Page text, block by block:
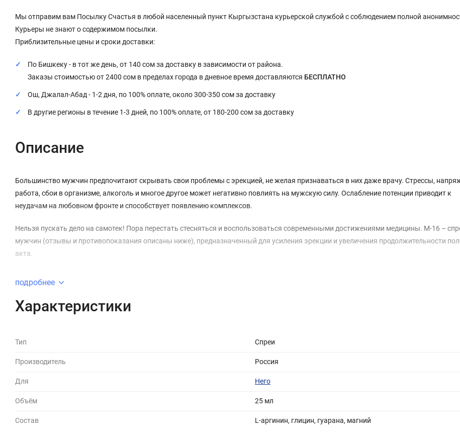
Мы отправим вам Посылку Счастья в любой населенный пункт Кыргызстана курьерской службой с соблюдением полной
Курьеры не знают о содержимом посылки.
Приблизительные цены и сроки доставки:
По Бишкеку - в тот же день, от 140 сом за доставку в зависимости от района.
Заказы стоимостью от 2400 сом в пределах города в дневное время доставляются БЕСПЛАТНО
Ош, Джалал-Абад - 1-2 дня, по 100% оплате, около 300-350 сом за доставку
В другие регионы в течение 1-3 дней, по 100% оплате, от 180-200 сом за доставку
Описание
Большинство мужчин предпочитают скрывать свои проблемы с эрекцией, не желая признаваться в них даже врачу. Стрессы,
работа, сбои в организме, алкоголь и многое другое может негативно повлиять на мужскую силу. Ослабление потенции приводит к
неудачам на любовном фронте и способствует появлению комплексов.
Нельзя пускать дело на самотек! Пора перестать стесняться и воспользоваться современными достижениями медицины. М-16 –
мужчин (отзывы и противопоказания описаны ниже), предназначенный для усиления эрекции и увеличения продолжительности
акта.
оказывает комплексное действие на потенцию и мужской организм
-увеличивается чувствительность полового органа;
-нормализуется гормональный фон;
-повышается качество спермы;
-ощущается прилив сил.
Что же происходит с организмом после нанесения спрея? Отзывы врачей и результаты исследований говорят о том, что средство
подробнее
Характеристики
Тип Спреи
Производитель Россия
Для Него
Объём 25 мл
Состав L-аргинин, глицин, гуарана, магний